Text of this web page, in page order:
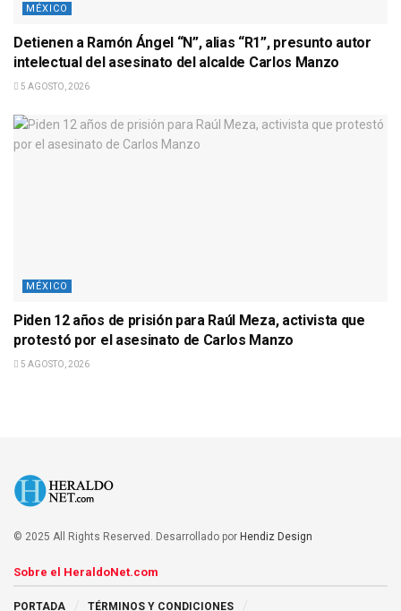
MÉXICO
Detienen a Ramón Ángel “N”, alias “R1”, presunto autor
intelectual del asesinato del alcalde Carlos Manzo
5 AGOSTO, 2026
MÉXICO
Piden 12 años de prisión para Raúl Meza, activista que
protestó por el asesinato de Carlos Manzo
5 AGOSTO, 2026
© 2025 All Rights Reserved. Desarrollado por Hendiz Design
Sobre el HeraldoNet.com
PORTADA TÉRMINOS Y CONDICIONES